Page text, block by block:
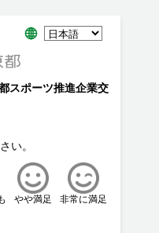
スポーツ推進企業交
やや満足 非常に満足